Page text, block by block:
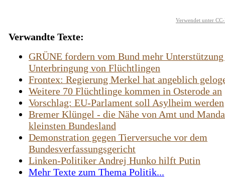
Verwendet unter
Verwandte Texte:
GRÜNE fordern vom Bund mehr
Unterbringung von Flüchtlingen
Frontex: Regierung Merkel hat angeblich
Weitere 70 Flüchtlinge kommen in Osterode an
Vorschlag: EU-Parlament soll Asylheim werden
Bremer Klüngel - die Nähe von Amt und
kleinsten Bundesland
Demonstration gegen Tierversuche vor dem
Bundesverfassungsgericht
Linken-Politiker Andrej Hunko hilft Putin
Mehr Texte zum Thema Politik...